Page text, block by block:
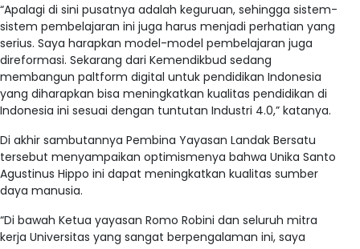
“Apalagi di sini pusatnya adalah keguruan, sehingga sistem-
sistem pembelajaran ini juga harus menjadi perhatian yang
serius. Saya harapkan model-model pembelajaran juga
direformasi. Sekarang dari Kemendikbud sedang
membangun paltform digital untuk pendidikan Indonesia
yang diharapkan bisa meningkatkan kualitas pendidikan di
Indonesia ini sesuai dengan tuntutan Industri 4.0,” katanya.
Di akhir sambutannya Pembina Yayasan Landak Bersatu
tersebut menyampaikan optimismenya bahwa Unika Santo
Agustinus Hippo ini dapat meningkatkan kualitas sumber
daya manusia.
“Di bawah Ketua yayasan Romo Robini dan seluruh mitra
kerja Universitas yang sangat berpengalaman ini, saya